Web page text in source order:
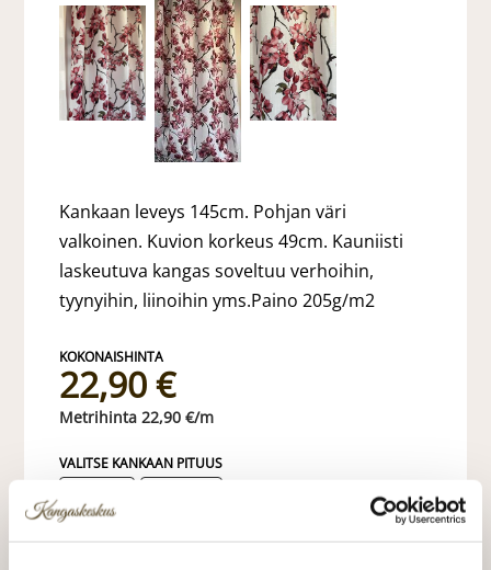
Kankaan leveys 145cm. Pohjan väri
valkoinen. Kuvion korkeus 49cm. Kauniisti
laskeutuva kangas soveltuu verhoihin,
tyynyihin, liinoihin yms.Paino 205g/m2
22,90 €
22,90 €/m
VALITSE KANKAAN PITUUS